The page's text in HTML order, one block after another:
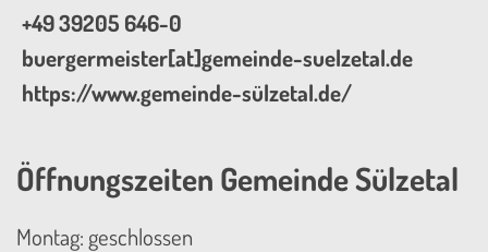
+49 39205 646-0
buergermeister[at]gemeinde-suelzetal.de
https://www.gemeinde-sülzetal.de/
Öffnungszeiten Gemeinde Sülzetal
Montag: geschlossen